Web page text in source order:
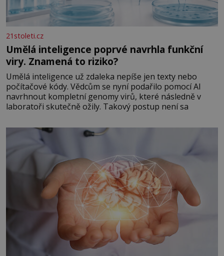
21stoleti.cz
Umělá inteligence poprvé navrhla funkční
viry. Znamená to riziko?
Umělá inteligence už zdaleka nepíše jen texty nebo
počítačové kódy. Vědcům se nyní podařilo pomocí AI
navrhnout kompletní genomy virů, které následně v
laboratoři skutečně ožily. Takový postup není sa